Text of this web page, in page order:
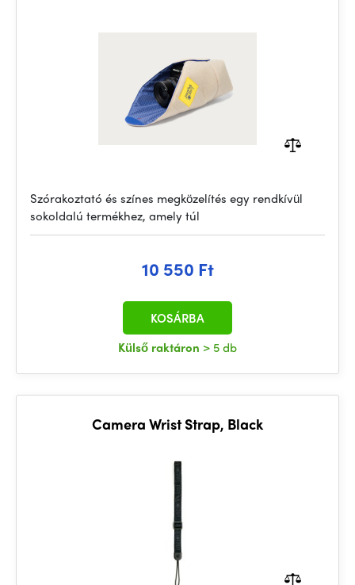
Szórakoztató és színes megközelítés egy rendkívül
sokoldalú termékhez, amely túl
10 550 Ft
Külső raktáron > 5 db
KOSÁRBA
Camera Wrist Strap, Black